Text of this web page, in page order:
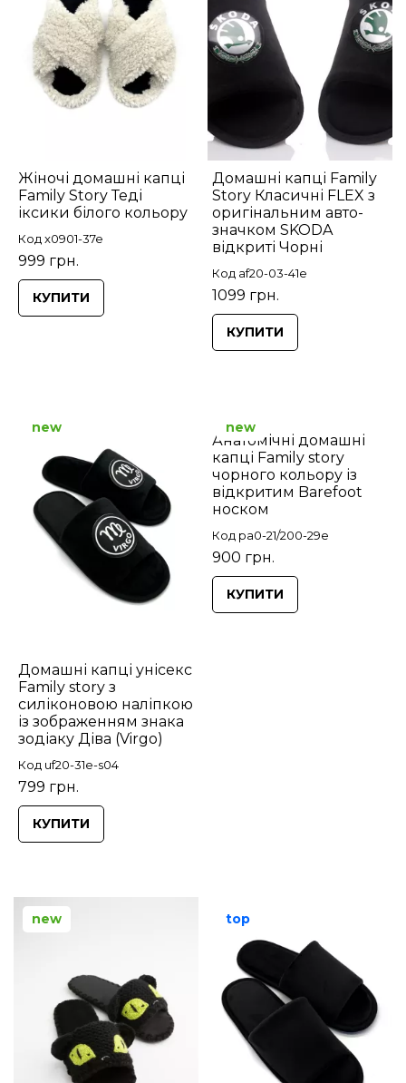
Жіночі домашні капці
Family Story Теді
іксики білого кольору
Код x0901-37e
999 грн.
КУПИТИ
Домашні капці Family
Story Класичні FLEX з
оригінальним авто-
значком SKODA
відкриті Чорні
Код af20-03-41e
1099 грн.
КУПИТИ
Домашні капці унісекс
Family story з
силіконовою наліпкою
із зображенням знака
зодіаку Діва (Virgo)
Код uf20-31e-s04
799 грн.
new
КУПИТИ
Анатомічні домашні
капці Family story
чорного кольору із
відкритим Barefoot
носком
Код pa0-21/200-29e
900 грн.
new
КУПИТИ
new top